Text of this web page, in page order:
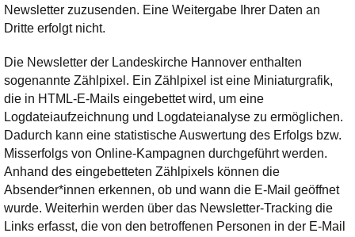
Newsletter zuzusenden. Eine Weitergabe Ihrer Daten an
Dritte erfolgt nicht.
Die Newsletter der Landeskirche Hannover enthalten
sogenannte Zählpixel. Ein Zählpixel ist eine Miniaturgrafik,
die in HTML-E-Mails eingebettet wird, um eine
Logdateiaufzeichnung und Logdateianalyse zu ermöglichen.
Dadurch kann eine statistische Auswertung des Erfolgs bzw.
Misserfolgs von Online-Kampagnen durchgeführt werden.
Anhand des eingebetteten Zählpixels können die
Absender*innen erkennen, ob und wann die E-Mail geöffnet
wurde. Weiterhin werden über das Newsletter-Tracking die
Links erfasst, die von den betroffenen Personen in der E-Mail